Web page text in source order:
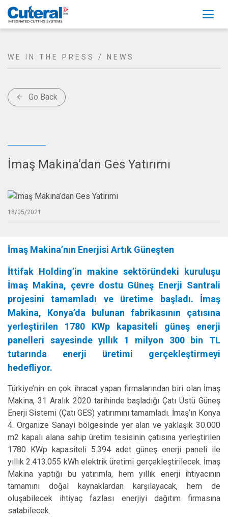
WE IN THE PRESS / NEWS
arrow_back Go Back
İmaş Makina’dan Ges Yatırımı
18/05/2021
İmaş Makina’nın Enerjisi Artık Güneşten
İttifak Holding’in makine sektöründeki kuruluşu
İmaş Makina, çevre dostu Güneş Enerji Santrali
projesini tamamladı ve üretime başladı. İmaş
Makina, Konya’da bulunan fabrikasının çatısına
yerleştirilen 1780 KWp kapasiteli güneş enerji
panelleri sayesinde yıllık 1 milyon 300 bin TL
tutarında enerji üretimi gerçekleştirmeyi
hedefliyor.
Türkiye’nin en çok ihracat yapan firmalarından biri olan İmaş
Makina, 31 Aralık 2020 tarihinde başladığı Çatı Üstü Güneş
Enerji Sistemi (Çatı GES) yatırımını tamamladı. İmaş’ın Konya
4. Organize Sanayi bölgesinde yer alan ve yaklaşık 30.000
m2 kapalı alana sahip üretim tesisinin çatısına yerleştirilen
1780 KWp kapasiteli 5.394 adet güneş enerji paneli ile
yıllık 2.413.055 kWh elektrik üretimi gerçekleştirilecek. İmaş
Makina yaptığı bu yatırımla, hem yıllık enerji ihtiyacının
tamamını doğal kaynaklardan karşılayacak, hem de
oluşabilecek ihtiyaç fazlası enerjiyi dağıtım firmasına
satabilecek.